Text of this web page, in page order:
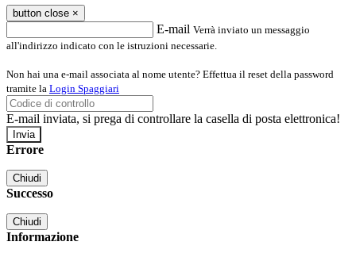
button close ×
E-mail Verrà inviato un messaggio
all'indirizzo indicato con le istruzioni necessarie.
Non hai una e-mail associata al nome utente? Effettua il reset della password
tramite la Login Spaggiari
E-mail inviata, si prega di controllare la casella di posta elettronica!
Errore
Chiudi
Successo
Chiudi
Informazione